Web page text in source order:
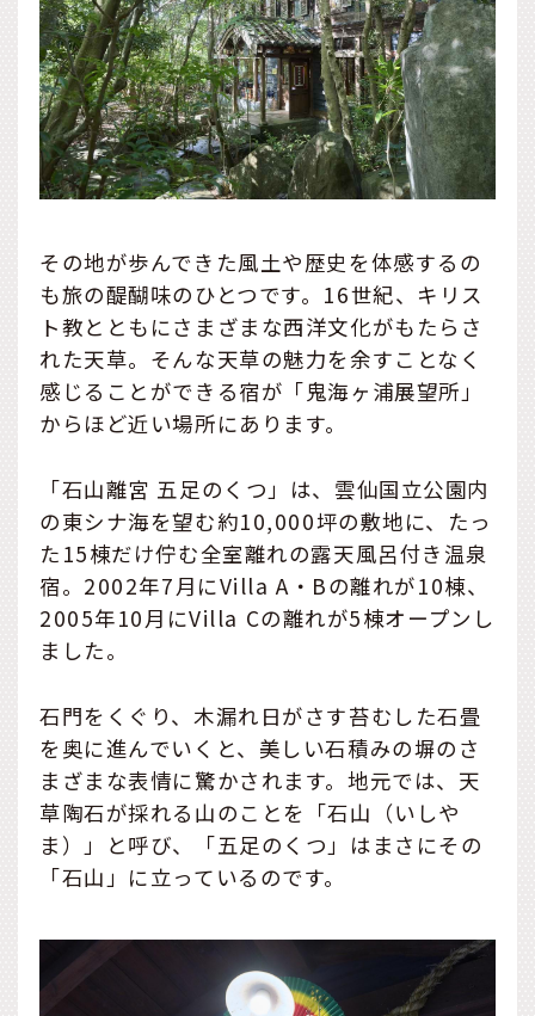
その地が歩んできた風土や歴史を体感するの
も旅の醍醐味のひとつです。16世紀、キリス
ト教とともにさまざまな西洋文化がもたらさ
れた天草。そんな天草の魅力を余すことなく
感じることができる宿が「鬼海ヶ浦展望所」
からほど近い場所にあります。
「石山離宮 五足のくつ」は、雲仙国立公園内
の東シナ海を望む約10,000坪の敷地に、たっ
た15棟だけ佇む全室離れの露天風呂付き温泉
宿。2002年7月にVilla A・Bの離れが10棟、
2005年10月にVilla Cの離れが5棟オープンし
ました。
石門をくぐり、木漏れ日がさす苔むした石畳
を奥に進んでいくと、美しい石積みの塀のさ
まざまな表情に驚かされます。地元では、天
草陶石が採れる山のことを「石山（いしや
ま）」と呼び、「五足のくつ」はまさにその
「石山」に立っているのです。